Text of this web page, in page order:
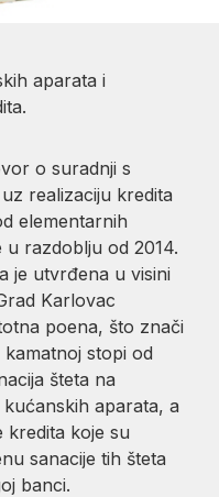
aparata i
o suradnji s
realizaciju kredita
elementarnih
razdoblju od 2014.
je utvrđena u visini
Karlovac
poena, što znači
stopi od
šteta na
aparata, a
kredita koje su
sanacije tih šteta
banci.